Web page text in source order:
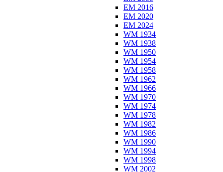
EM 2016
EM 2020
EM 2024
WM 1934
WM 1938
WM 1950
WM 1954
WM 1958
WM 1962
WM 1966
WM 1970
WM 1974
WM 1978
WM 1982
WM 1986
WM 1990
WM 1994
WM 1998
WM 2002